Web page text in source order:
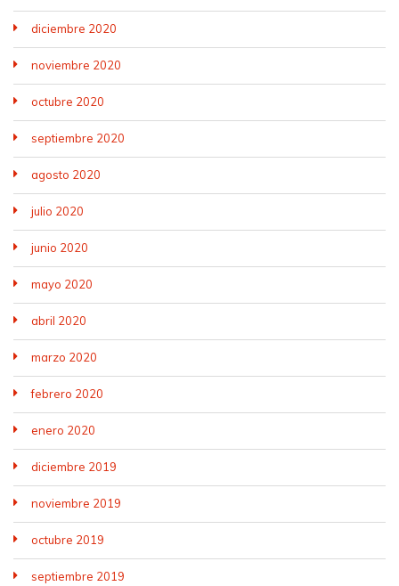
diciembre 2020
noviembre 2020
octubre 2020
septiembre 2020
agosto 2020
julio 2020
junio 2020
mayo 2020
abril 2020
marzo 2020
febrero 2020
enero 2020
diciembre 2019
noviembre 2019
octubre 2019
septiembre 2019